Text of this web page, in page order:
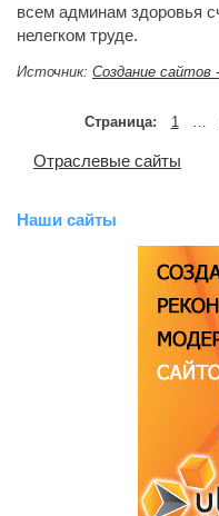
всем админам здоровья
нелегком труде.
Источник: Создание
Страница: 1
Отраслевые сайты
Наши сайты